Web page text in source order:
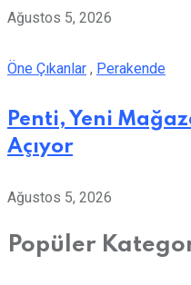
Ağustos 5, 2026
Öne Çıkanlar , Perakende
Penti, Yeni
Açıyor
Ağustos 5, 2026
Popüler